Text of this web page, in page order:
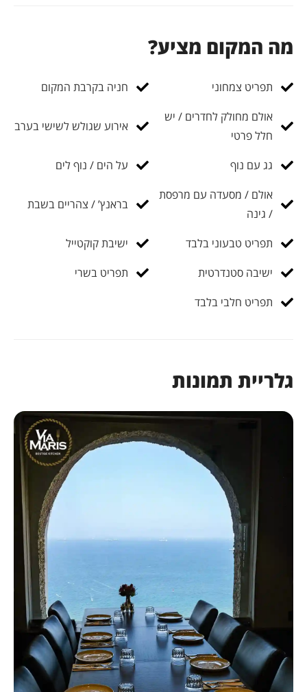
מה המקום מציע?
תפריט צמחוני
חניה בקרבת המקום
אולם מחולק לחדרים / יש
חלל פרטי
אירוע שגולש לשישי בערב
גג עם נוף
על הים / נוף לים
אולם / מסעדה עם מרפסת
/ גינה
בראנץ’ / צהריים בשבת
תפריט טבעוני בלבד
ישיבת קוקטייל
ישיבה סטנדרטית
תפריט בשרי
תפריט חלבי בלבד
גלריית תמונות